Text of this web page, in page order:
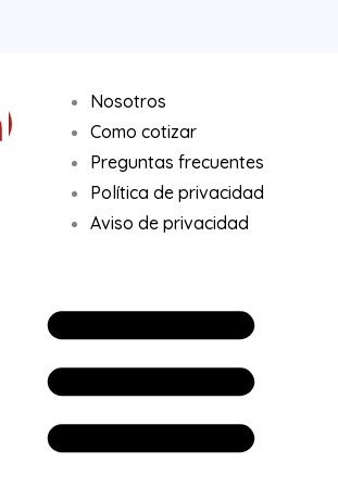
Nosotros
Como cotizar
Preguntas frecuentes
Política de privacidad
Aviso de privacidad